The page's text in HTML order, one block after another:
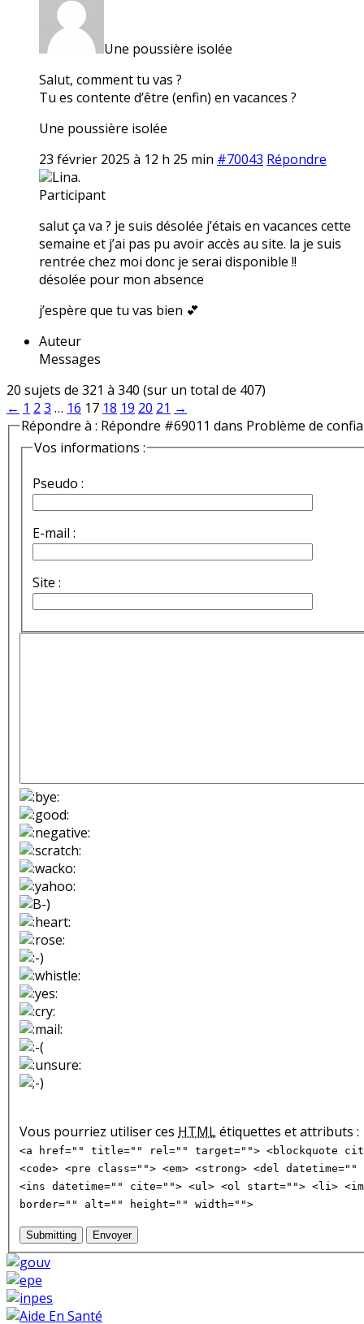
Une poussière isolée
Salut, comment tu vas ?
Tu es contente d’être (enfin) en vacances ?
Une poussière isolée
23 février 2025 à 12 h 25 min #70043 Répondre
Lina.
Participant
salut ça va ? je suis désolée j’étais en vacances cette
semaine et j’ai pas pu avoir accès au site. la je suis
rentrée chez moi donc je serai disponible !!
désolée pour mon absence
j’espère que tu vas bien 💕
Auteur
Messages
20 sujets de 321 à 340 (sur un total de 407)
← 1 2 3 … 16 17 18 19 20 21 →
Répondre à : Répondre #69011 dans Problème de
Vos informations :
Pseudo :
E-mail :
Site :
Vous pourriez utiliser ces HTMLétiquettes et attributs :
<a href="" title="" rel="" target=""> <blockquote
<code> <pre class=""> <em> <strong> <del
<ins datetime="" cite=""> <ul> <ol start=""> <li>
border="" alt="" height="" width="">
Submitting Envoyer